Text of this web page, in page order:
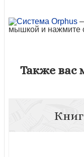
мышкой и нажмите
Также вас